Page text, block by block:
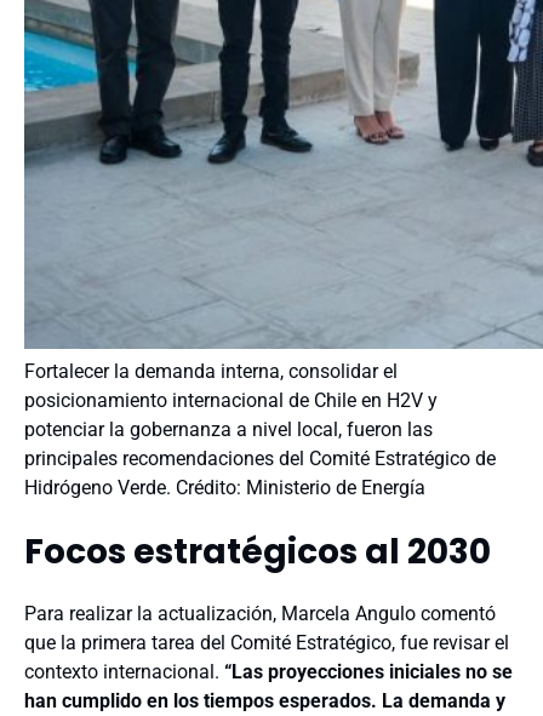
Fortalecer la demanda interna, consolidar el
posicionamiento internacional de Chile en H2V y
potenciar la gobernanza a nivel local, fueron las
principales recomendaciones del Comité Estratégico de
Hidrógeno Verde. Crédito: Ministerio de Energía
Focos estratégicos al 2030
Para realizar la actualización, Marcela Angulo comentó
que la primera tarea del Comité Estratégico, fue revisar el
contexto internacional. “Las proyecciones iniciales no se
han cumplido en los tiempos esperados. La demanda y